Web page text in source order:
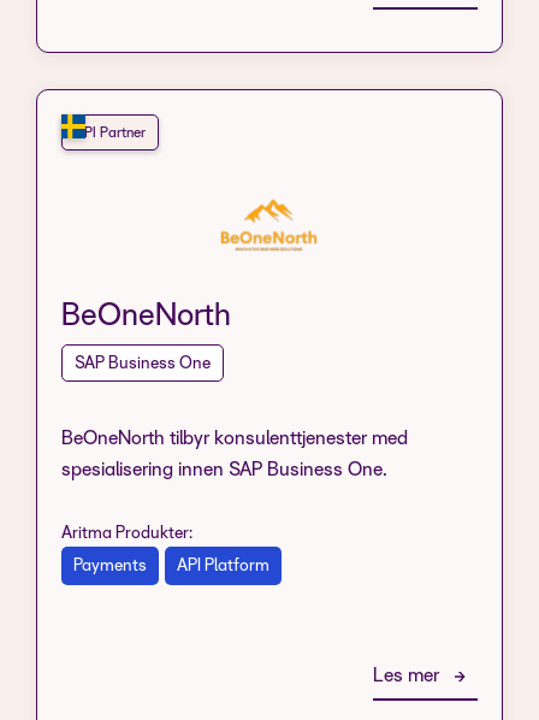
API Partner
BeOneNorth
SAP Business One
BeOneNorth tilbyr konsulenttjenester med
spesialisering innen SAP Business One.
Aritma Produkter:
Payments API Platform
Les mer